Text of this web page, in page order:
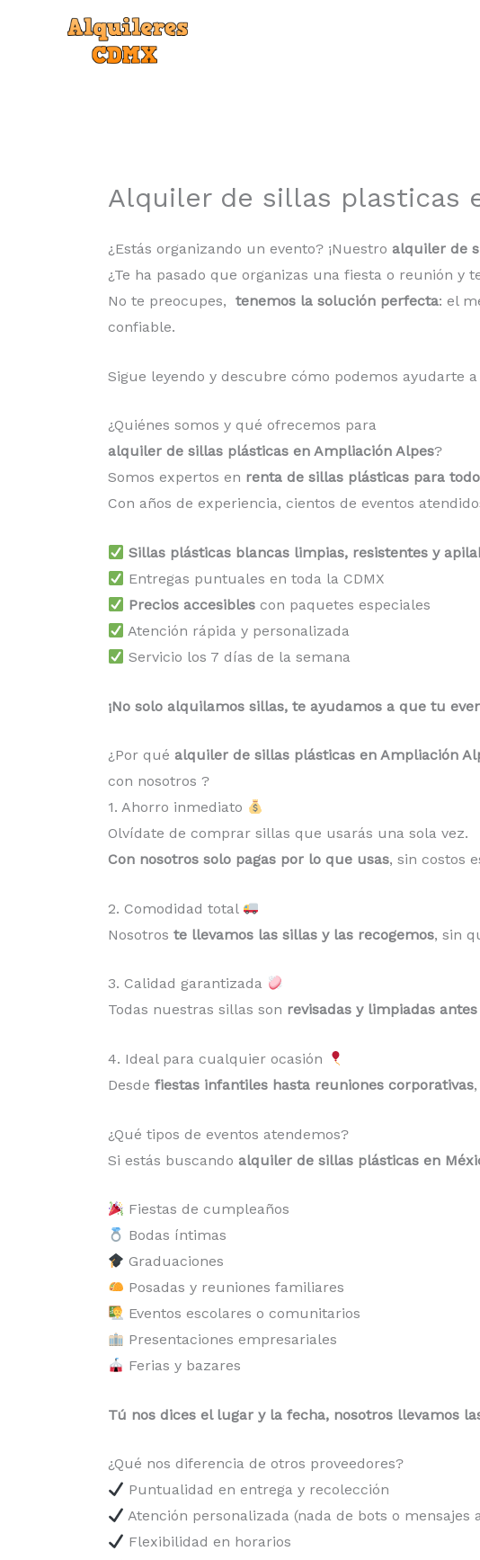
Alquiler de sillas plasticas
¿Estás organizando un evento? ¡Nuestro alquiler de
¿Te ha pasado que organizas una fiesta o reunión y
No te preocupes, tenemos la solución perfecta: el
confiable.
Sigue leyendo y descubre cómo podemos ayudarte
¿Quiénes somos y qué ofrecemos para
alquiler de sillas plásticas en Ampliación Alpes?
Somos expertos en renta de sillas plásticas para
Con años de experiencia, cientos de eventos
Sillas plásticas blancas limpias, resistentes y
Entregas puntuales en toda la CDMX
Precios accesibles con paquetes especiales
Atención rápida y personalizada
Servicio los 7 días de la semana
¡No solo alquilamos sillas, te ayudamos a que tu
¿Por qué alquiler de sillas plásticas en Ampliación
con nosotros ?
1. Ahorro inmediato
Olvídate de comprar sillas que usarás una sola vez.
Con nosotros solo pagas por lo que usas, sin costos
2. Comodidad total
Nosotros te llevamos las sillas y las recogemos, sin
3. Calidad garantizada
Todas nuestras sillas son revisadas y limpiadas
4. Ideal para cualquier ocasión
Desde fiestas infantiles hasta reuniones corporativas
¿Qué tipos de eventos atendemos?
Si estás buscando alquiler de sillas plásticas en
Fiestas de cumpleaños
Bodas íntimas
Graduaciones
Posadas y reuniones familiares
Eventos escolares o comunitarios
Presentaciones empresariales
Ferias y bazares
Tú nos dices el lugar y la fecha, nosotros llevamos
¿Qué nos diferencia de otros proveedores?
Puntualidad en entrega y recolección
Atención personalizada (nada de bots o mensajes
Flexibilidad en horarios